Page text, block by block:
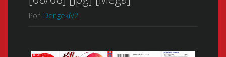
Por DengekiV2